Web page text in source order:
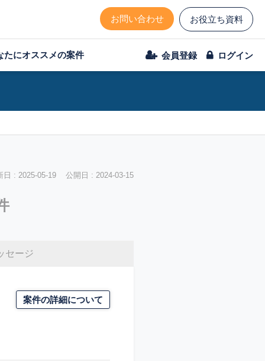
お問い合わせ お役立ち資料
たにオススメの案件 会員登録 ログイン
日 : 2025-05-19 公開日 : 2024-03-15
セージ
案件の詳細について